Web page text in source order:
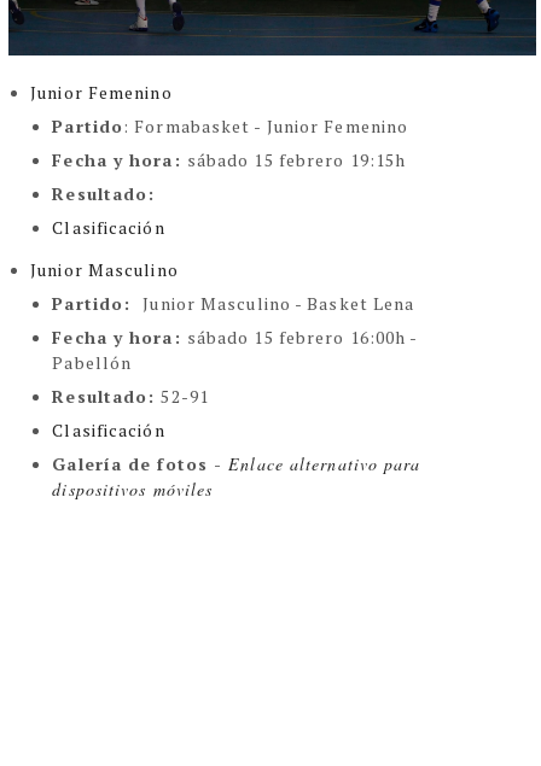
Junior Femenino
Partido: Formabasket - Junior Femenino
Fecha y hora : sábado 15 febrero 19:15h
Resultado :
Clasificación
Junior Masculino
Partido :Junior Masculino - Basket Lena
Fecha y hora: sábado 15 febrero 16:00h -
Pabellón
Resultado :52-91
Clasificación
Galería de fotos -Enlace alternativo para
dispositivos móviles